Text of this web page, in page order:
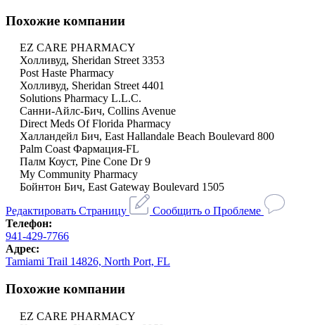
Похожие компании
EZ CARE PHARMACY
Холливуд, Sheridan Street 3353
Post Haste Pharmacy
Холливуд, Sheridan Street 4401
Solutions Pharmacy L.L.C.
Санни-Айлс-Бич, Collins Avenue
Direct Meds Of Florida Pharmacy
Халландейл Бич, East Hallandale Beach Boulevard 800
Palm Coast Фармация-FL
Палм Коуст, Pine Cone Dr 9
My Community Pharmacy
Бойнтон Бич, East Gateway Boulevard 1505
Редактировать Страницу
Сообщить о Проблеме
Телефон:
941-429-7766
Адрес:
Tamiami Trail 14826, North Port, FL
Похожие компании
EZ CARE PHARMACY